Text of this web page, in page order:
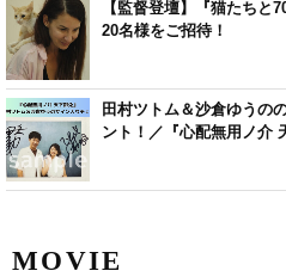
MOVIE
【監督登壇】『猫たちと
20名様をご招待！
田村ツトム＆沙倉ゆうの
ント！／『心配無用ノ介